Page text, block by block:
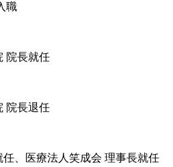
職
院長就任
院長退任
、医療法人笑成会 理事長就任